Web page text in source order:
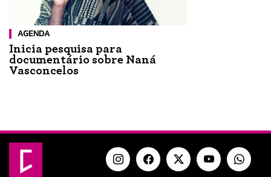
AGENDA
Inicia pesquisa para
documentário sobre Naná
Vasconcelos